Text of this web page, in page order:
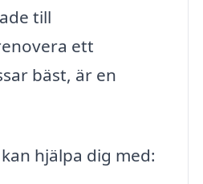
till
ett
bäst, är en
hjälpa dig med: